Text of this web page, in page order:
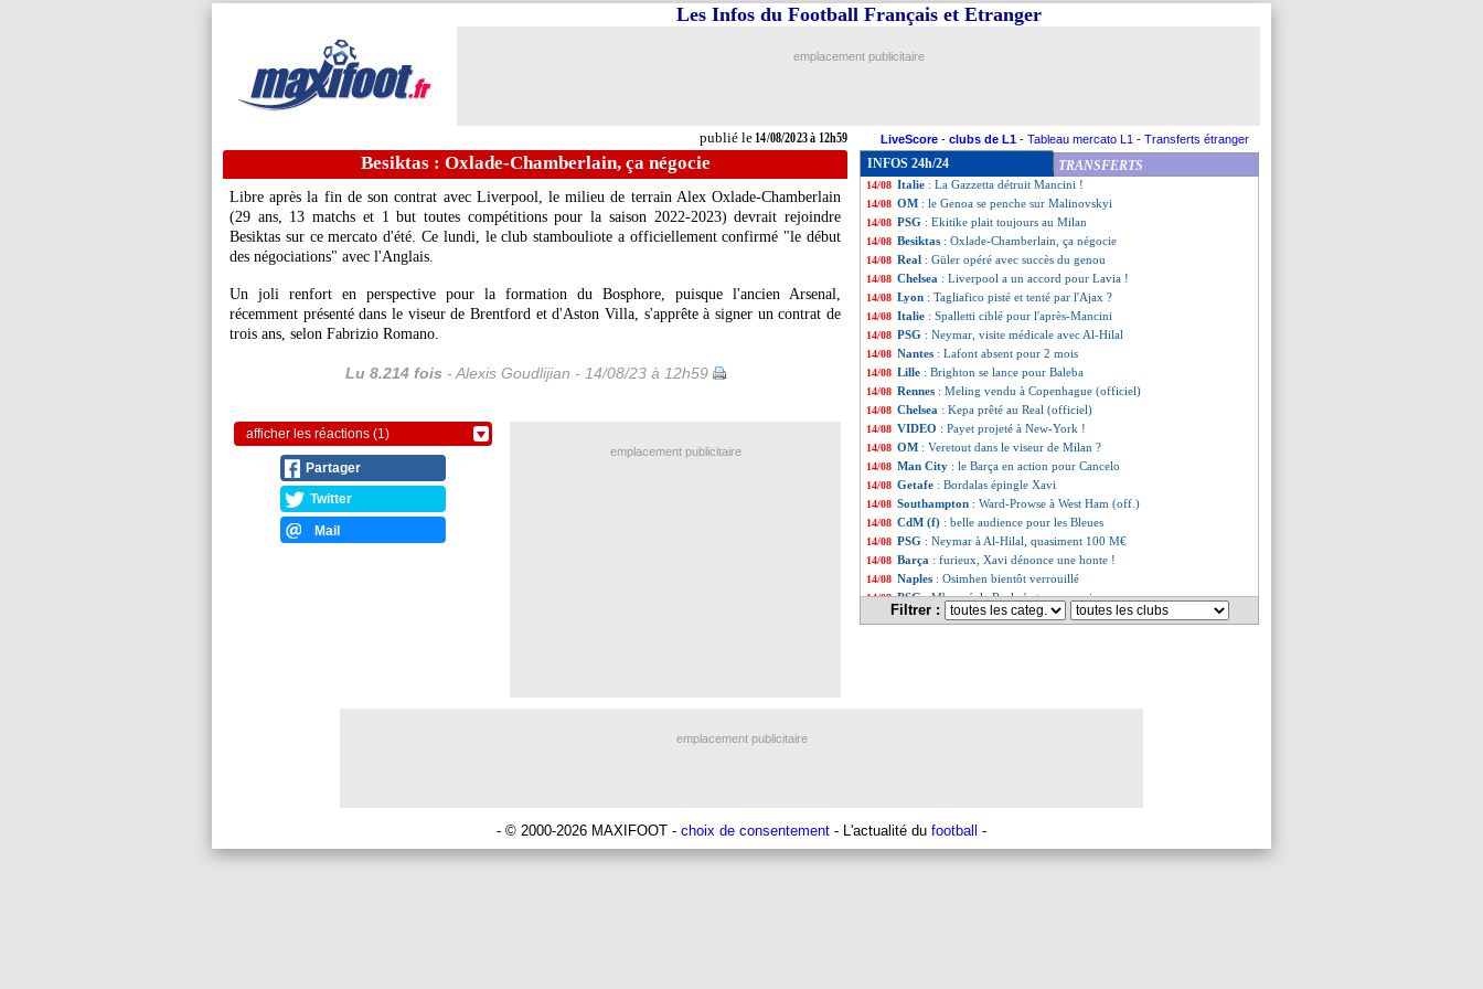
publié le14/08/2023 à 12h59
Les Infos du Football Français et Etranger
emplacement publicitaire
LiveScore - clubs de L1 - Tableau mercato L1 - Transferts étranger
Besiktas : Oxlade-Chamberlain, ça négocie
Libre après la fin de son contrat avec Liverpool, le milieu de terrain Alex Oxlade-Chamberlain
(29 ans, 13 matchs et 1 but toutes compétitions pour la saison 2022-2023) devrait rejoindre
Besiktas sur ce mercato d'été. Ce lundi, le club stambouliote a officiellement confirmé "le début
des négociations" avec l'Anglais.
Un joli renfort en perspective pour la formation du Bosphore, puisque l'ancien Arsenal,
récemment présenté dans le viseur de Brentford et d'Aston Villa, s'apprête à signer un contrat de
trois ans, selon Fabrizio Romano.
Lu 8.214 fois - Alexis Goudlijian - 14/08/23 à 12h59
afficher les réactions (1)
Partager
Twitter
Mail
INFOS 24h/24 TRANSFERTS
14/08 Real: Liverpool admire Tchouaméni, mais...
14/08 OM: le Pana, Marcelino reste optimiste
14/08 Italie: Conte, la seconde option
14/08 Al-Hilal: Neymar, un salaire encore plus fou ?
14/08 Italie : La Gazzetta détruit Mancini !
14/08 OM : le Genoa se penche sur Malinovskyi
14/08 PSG : Ekitike plait toujours au Milan
14/08 Besiktas : Oxlade-Chamberlain, ça négocie
14/08 Real : Güler opéré avec succès du genou
14/08 Chelsea : Liverpool a un accord pour Lavia !
14/08 Lyon : Tagliafico pisté et tenté par l'Ajax ?
14/08 Italie : Spalletti ciblé pour l'après-Mancini
14/08 PSG : Neymar, visite médicale avec Al-Hilal
14/08 Nantes : Lafont absent pour 2 mois
14/08 Lille : Brighton se lance pour Baleba
14/08 Rennes : Meling vendu à Copenhague (officiel)
14/08 Chelsea : Kepa prêté au Real (officiel)
14/08 VIDEO : Payet projeté à New-York !
14/08 OM : Veretout dans le viseur de Milan ?
14/08 Man City : le Barça en action pour Cancelo
14/08 Getafe : Bordalas épingle Xavi
14/08 Southampton : Ward-Prowse à West Ham (off.)
14/08 CdM (f) : belle audience pour les Bleues
14/08 PSG : Neymar à Al-Hilal, quasiment 100 M€
14/08 Barça : furieux, Xavi dénonce une honte !
14/08 Naples : Osimhen bientôt verrouillé
14/08 PSG: Mbappé, le Real n'est pas surpris
14/08 Lyon: Blanc veut retenir le positif
Filtrer :
emplacement publicitaire
emplacement publicitaire
- © 2000-2026 MAXIFOOT - choix de consentement - L'actualité du football -